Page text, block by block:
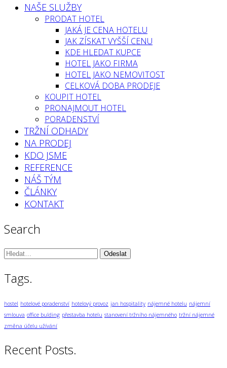
NAŠE SLUŽBY
PRODAT HOTEL
JAKÁ JE CENA HOTELU
JAK ZÍSKAT VYŠŠÍ CENU
KDE HLEDAT KUPCE
HOTEL JAKO FIRMA
HOTEL JAKO NEMOVITOST
CELKOVÁ DOBA PRODEJE
KOUPIT HOTEL
PRONAJMOUT HOTEL
PORADENSTVÍ
TRŽNÍ ODHADY
NA PRODEJ
KDO JSME
REFERENCE
NÁŠ TÝM
ČLÁNKY
KONTAKT
Search
Vyhledávání:
Tags.
hostel hotelové poradenství hotelový provoz jan hospitality nájemné hotelu nájemní
smlouva office bulding přestavba hotelu stanovení tržního nájemného tržní nájemné
změna účelu užívání
Recent Posts.